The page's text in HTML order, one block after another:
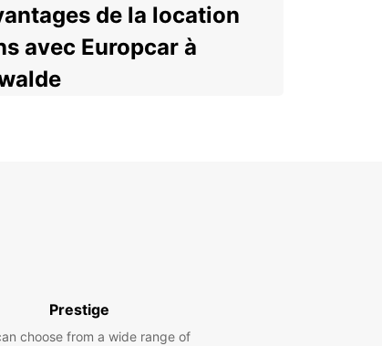
de la location
avec Europcar à
sans tracas
Prestige
choose from a wide range of